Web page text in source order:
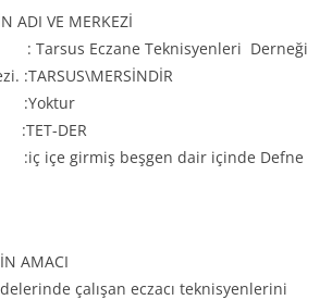
ADI VE MERKEZİ
Tarsus Eczane Teknisyenleri Derneği
:TARSUS\MERSİNDİR
DER
girmiş beşgen dair içinde Defne
AMACI
çalışan eczacı teknisyenlerini